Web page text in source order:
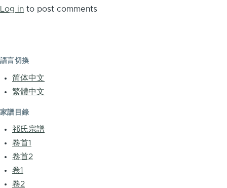
Log in to post comments
語言切換
简体中文
繁體中文
家譜目錄
祁氏宗譜
卷首1
卷首2
卷1
卷2